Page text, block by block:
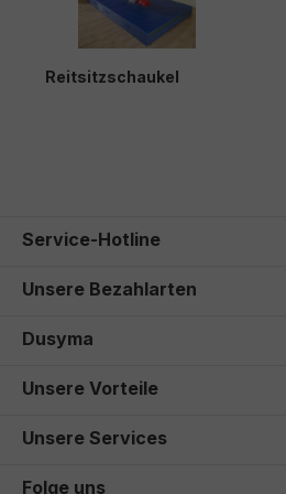
Reitsitzschaukel
Service-Hotline
Unsere Bezahlarten
Dusyma
Unsere Vorteile
Unsere Services
Folge uns